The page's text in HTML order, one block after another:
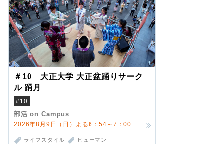
＃10 大正大学 大正盆踊りサーク
ル 踊月
#10
部活 on Campus
2026年8月9日（日）よる6：54～7：00
ライフスタイル ヒューマン